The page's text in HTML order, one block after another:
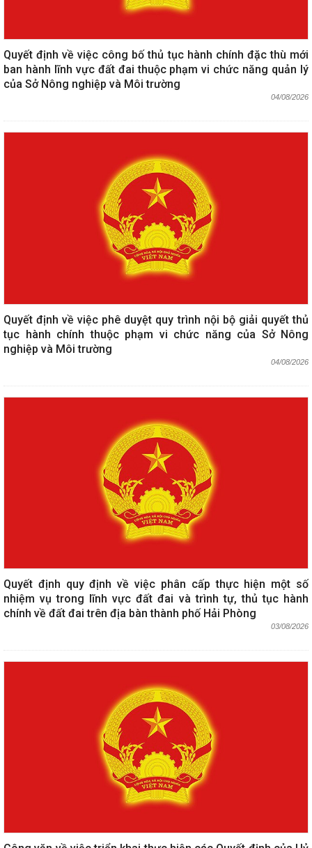
Quyết định về việc công bố thủ tục hành chính đặc thù mới
ban hành lĩnh vực đất đai thuộc phạm vi chức năng quản lý
của Sở Nông nghiệp và Môi trường
04/08/2026
Quyết định về việc phê duyệt quy trình nội bộ giải quyết thủ
tục hành chính thuộc phạm vi chức năng của Sở Nông
nghiệp và Môi trường
04/08/2026
Quyết định quy định về việc phân cấp thực hiện một số
nhiệm vụ trong lĩnh vực đất đai và trình tự, thủ tục hành
chính về đất đai trên địa bàn thành phố Hải Phòng
03/08/2026